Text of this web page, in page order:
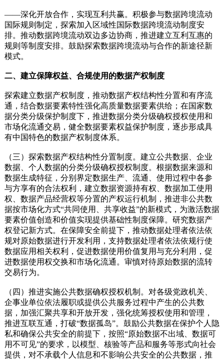
——深化开放合作，实现互利共赢。积极参与数据跨境流动
国际规则制定，探索加入区域性国际数据跨境流动制度安
排。推动数据跨境流动双边多边协商，推进建立互利互惠的
规则等制度安排。鼓励探索数据跨境流动与合作的新途径新
模式。
二、建立保障权益、合规使用的数据产权制度
探索建立数据产权制度，推动数据产权结构性分置和有序流
通，结合数据要素特性强化高质量数据要素供给；在国家数
据分类分级保护制度下，推进数据分类分级确权授权使用和
市场化流通交易，健全数据要素权益保护制度，逐步形成具
有中国特色的数据产权制度体系。
（三）探索数据产权结构性分置制度。建立公共数据、企业
数据、个人数据的分类分级确权授权制度。根据数据来源和
数据生成特征，分别界定数据生产、流通、使用过程中各参
与方享有的合法权利，建立数据资源持有权、数据加工使用
权、数据产品经营权等分置的产权运行机制，推进非公共数
据按市场化方式“共同使用、共享收益”的新模式，为激活数据
要素价值创造和价值实现提供基础性制度保障。研究数据产
权登记新方式。在保障安全前提下，推动数据处理者依法依
规对原始数据进行开发利用，支持数据处理者依法依规行使
数据应用相关权利，促进数据使用价值复用与充分利用，促
进数据使用权交换和市场化流通。审慎对待原始数据的流转
交易行为。
（四）推进实施公共数据确权授权机制。对各级党政机关、
企事业单位依法履职或提供公共服务过程中产生的公共数
据，加强汇聚共享和开放开发，强化统筹授权使用和管理，
推进互联互通，打破“数据孤岛”。鼓励公共数据在保护个人隐
私和确保公共安全的前提下，按照“原始数据不出域、数据可
用不可见”的要求，以模型、核验等产品和服务等形式向社会
提供，对不承载个人信息和不影响公共安全的公共数据，推